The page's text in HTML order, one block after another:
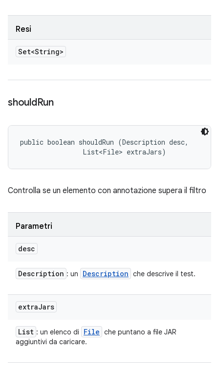
Resi
Set<String>
shouldRun
public boolean shouldRun (Description desc,
                List<File> extraJars)
Controlla se un elemento con annotazione supera il filtro
Parametri
desc
Description : un Description che descrive il test.
extraJars
List : un elenco di File che puntano a file JAR
aggiuntivi da caricare.